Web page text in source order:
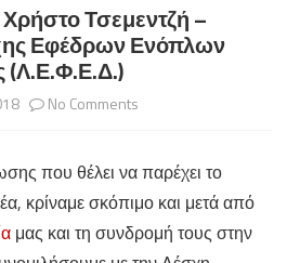
Τσεμεντζή –
Εφέδρων Ενόπλων
(Λ.Ε.Φ.Ε.Δ.)
No Comments
με
τον
Χρήστο
που θέλει να παρέχει το
κρίναμε σκόπιμο και μετά από
μας και τη συνδρομή τους στην